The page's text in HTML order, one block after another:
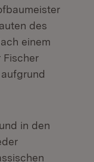
des
einem
Fischer
in den